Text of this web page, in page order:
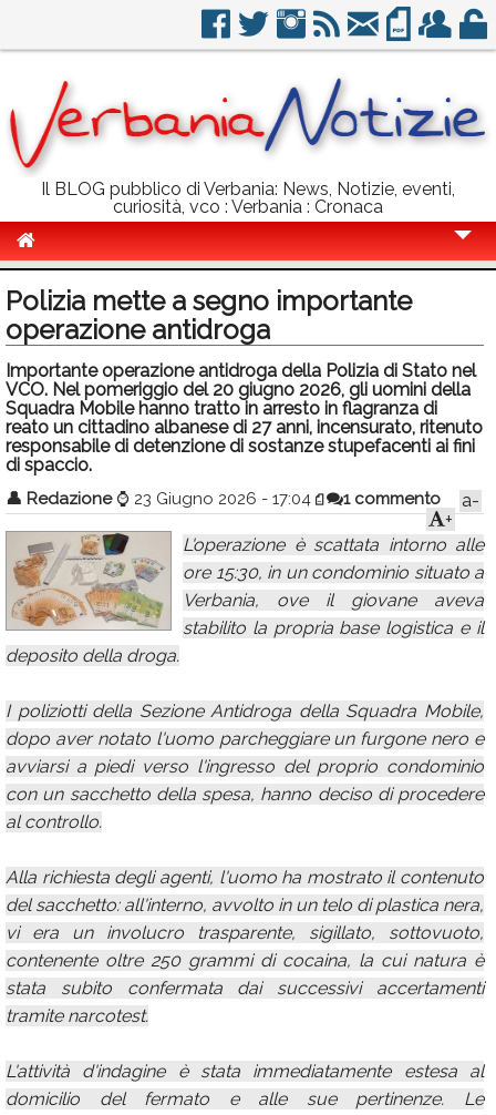
Il BLOG pubblico di Verbania: News, Notizie, eventi,
curiosità, vco : Verbania : Cronaca
Politica
Sport
Eventi
Info Utili
Rubriche
Calendario
Annunci
Polizia mette a segno importante
operazione antidroga
Importante operazione antidroga della Polizia di Stato nel
VCO. Nel pomeriggio del 20 giugno 2026, gli uomini della
Squadra Mobile hanno tratto in arresto in flagranza di
reato un cittadino albanese di 27 anni, incensurato, ritenuto
responsabile di detenzione di sostanze stupefacenti ai fini
di spaccio.
👤 Redazione ⌚ 23 Giugno 2026 - 17:04 1 commento
a-
+
L'operazione è scattata intorno alle
ore 15:30, in un condominio situato a
Verbania, ove il giovane aveva
stabilito la propria base logistica e il
deposito della droga.
I poliziotti della Sezione Antidroga della Squadra Mobile,
dopo aver notato l'uomo parcheggiare un furgone nero e
avviarsi a piedi verso l'ingresso del proprio condominio
con un sacchetto della spesa, hanno deciso di procedere
al controllo.
Alla richiesta degli agenti, l'uomo ha mostrato il contenuto
del sacchetto: all'interno, avvolto in un telo di plastica nera,
vi era un involucro trasparente, sigillato, sottovuoto,
contenente oltre 250 grammi di cocaina, la cui natura è
stata subito confermata dai successivi accertamenti
tramite narcotest.
L'attività d'indagine è stata immediatamente estesa al
domicilio del fermato e alle sue pertinenze. Le